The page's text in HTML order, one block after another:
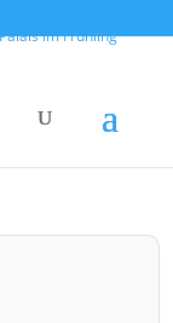
im Frühling